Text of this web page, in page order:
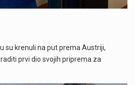
su krenuli na put prema Austriji,
prvi dio svojih priprema za